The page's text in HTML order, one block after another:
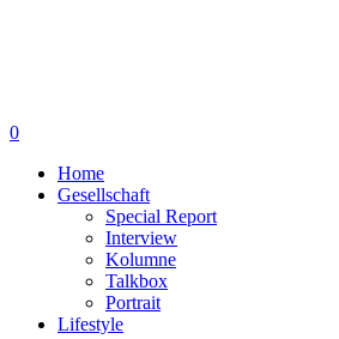
0
Home
Gesellschaft
Special Report
Interview
Kolumne
Talkbox
Portrait
Lifestyle